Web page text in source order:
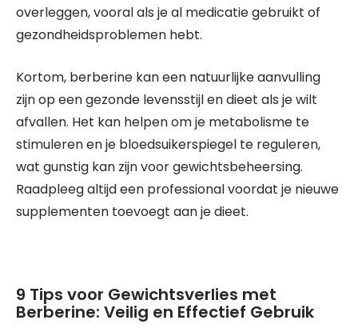
overleggen, vooral als je al medicatie gebruikt of
gezondheidsproblemen hebt.
Kortom, berberine kan een natuurlijke aanvulling
zijn op een gezonde levensstijl en dieet als je wilt
afvallen. Het kan helpen om je metabolisme te
stimuleren en je bloedsuikerspiegel te reguleren,
wat gunstig kan zijn voor gewichtsbeheersing.
Raadpleeg altijd een professional voordat je nieuwe
supplementen toevoegt aan je dieet.
9 Tips voor Gewichtsverlies met
Berberine: Veilig en Effectief Gebruik